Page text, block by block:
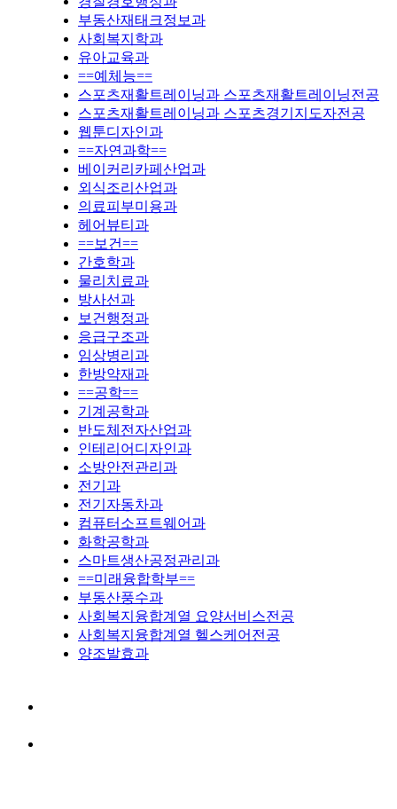
부동산재태크정보과
사회복지학과
유아교육과
==예체능==
스포츠재활트레이닝과 스포츠재활트레이닝전공
스포츠재활트레이닝과 스포츠경기지도자전공
웹툰디자인과
==자연과학==
베이커리카페산업과
외식조리산업과
의료피부미용과
헤어뷰티과
==보건==
간호학과
물리치료과
방사선과
보건행정과
응급구조과
임상병리과
한방약재과
==공학==
기계공학과
반도체전자산업과
인테리어디자인과
소방안전관리과
전기과
전기자동차과
컴퓨터소프트웨어과
화학공학과
스마트생산공정관리과
==미래융합학부==
부동산풍수과
사회복지융합계열 요양서비스전공
사회복지융합계열 헬스케어전공
양조발효과